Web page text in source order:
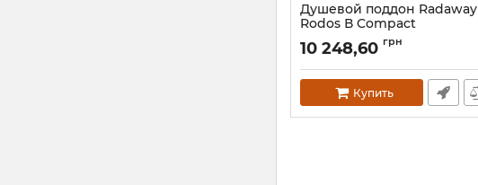
Душевой поддон Radaway
Rodos В Compact
900x900x165 белый
Артикул:4D99155-03
10 248,60 грн
Купить